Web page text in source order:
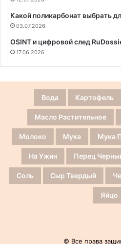
Какой поликарбонат выбрать
03.07.2026
OSINT и цифровой след
17.06.2026
Вода Картофель
Масло Растительное
Молоко Мука Мука
На Ужин Перец
Соль Сыр Твердый
Яйцо
© Все права